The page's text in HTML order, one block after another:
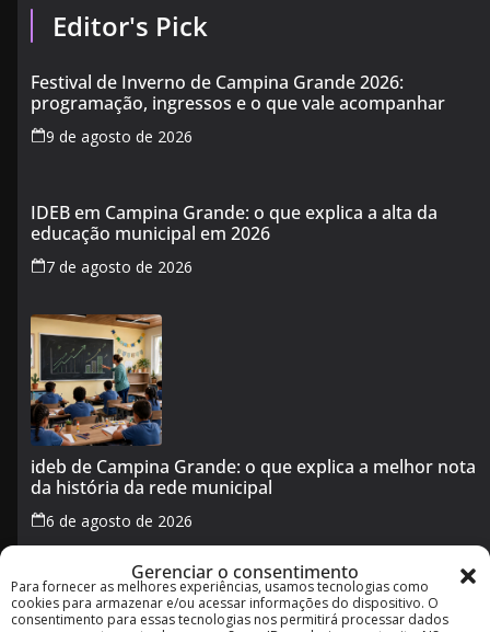
Gerenciar o consentimento
Para fornecer as melhores experiências, usamos tecnologias como
cookies para armazenar e/ou acessar informações do dispositivo. O
consentimento para essas tecnologias nos permitirá processar dados
Editor's Pick
Festival de Inverno de Campina Grande 2026:
programação, ingressos e o que vale acompanhar
9 de agosto de 2026
IDEB em Campina Grande: o que explica a alta da
educação municipal em 2026
7 de agosto de 2026
ideb de Campina Grande: o que explica a melhor nota
da história da rede municipal
6 de agosto de 2026
Transporte público em Campina Grande no feriado de
5 de agosto: veja horários e o que muda